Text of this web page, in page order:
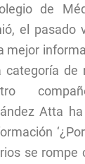
de
el pasado
mejor
categoría de
Atta
se rompe